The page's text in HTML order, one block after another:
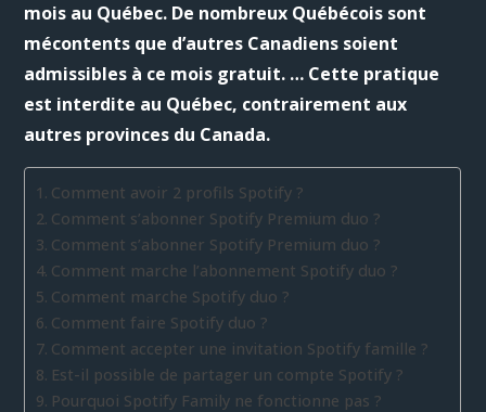
mois au Québec. De nombreux Québécois sont
mécontents que d’autres Canadiens soient
admissibles à ce mois gratuit. … Cette pratique
est interdite au Québec, contrairement aux
autres provinces du Canada.
Comment avoir 2 profils Spotify ?
Comment s’abonner Spotify Premium duo ?
Comment s’abonner Spotify Premium duo ?
Comment marche l’abonnement Spotify duo ?
Comment marche Spotify duo ?
Comment faire Spotify duo ?
Comment accepter une invitation Spotify famille ?
Est-il possible de partager un compte Spotify ?
Pourquoi Spotify Family ne fonctionne pas ?